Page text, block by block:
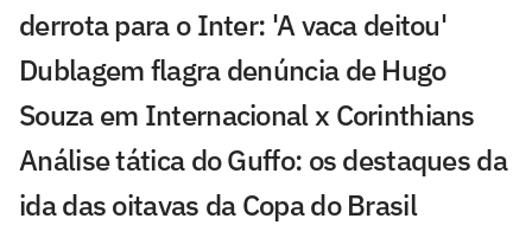
derrota para o Inter: 'A vaca deitou'
Dublagem flagra denúncia de Hugo
Souza em Internacional x Corinthians
Análise tática do Guffo: os destaques da
ida das oitavas da Copa do Brasil